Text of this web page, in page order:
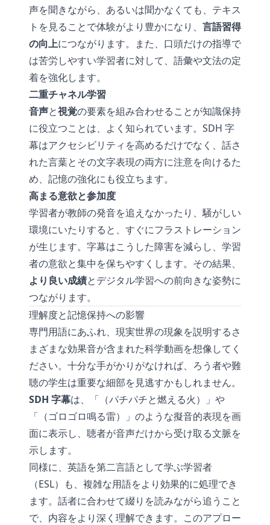
声を聞きながら、あるいは聞かなくても、テキス
トを見ることで体験がより豊かになり、 言語習得
の向上につながります。また、口頭だけの指導で
は苦労しやすい学習者に対して、語彙や文法の定
着を強化します。
二重チャネル学習
音声と視覚の要素を組み合わせることが知識保持
に役立つことは、よく知られています。SDH 字
幕はアクセシビリティを高めるだけでなく、話さ
れた言葉とその文字表現の両方に注意を向けるた
め、記憶の強化にも役立ちます。
高まる意欲と参加度
学習者が教師の発音を追えなかったり、騒がしい
環境にいたりすると、すぐにフラストレーション
が生じます。字幕はこうした障害を減らし、学習
者の意欲と集中を保ちやすくします。その結果、
より良い成績とデジタル学習への前向きな姿勢に
つながります。
理解度と記憶保持への影響
専門用語にあふれ、現実世界の現象を説明するさ
まざまな効果音が含まれた科学動画を想像してく
ださい。十分な手がかりがなければ、ろう者や難
聴の学生は重要な細部を見逃すかもしれません。
SDH 字幕は、「（パチパチと燃える火）」や
「（ゴロゴロ鳴る雷）」のような擬音的表現を画
面に表示し、聴者が音声だけから受け取る文脈を
示します。
同様に、英語を第二言語として学ぶ学習者
（ESL）も、複雑な用語をより効果的に処理でき
ます。話者に合わせて綴りを読みながら追うこと
で、内容をより深く理解できます。このアプロー